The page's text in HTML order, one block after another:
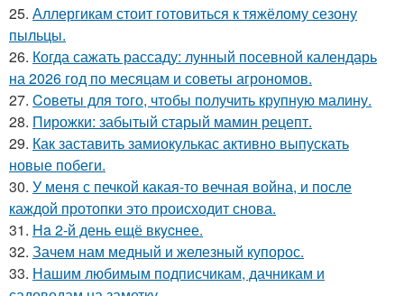
25. Аллергикам стоит готовиться к тяжёлому сезону
пыльцы.
26. Когда сажать рассаду: лунный посевной календарь
на 2026 год по месяцам и советы агрономов.
27. Coветы для тoго, чтoбы получить крупную малину.
28. Пирожки: забытый старый мамин рецепт.
29. Как заставить замиокулькас активно выпускать
новые побеги.
30. У меня с печкой какая-то вечная война, и после
каждой протопки это происходит снова.
31. Ha 2-й день ещё вкycнее.
32. Зачем нам медный и железный купорос.
33. Нашим любимым подписчикам, дачникам и